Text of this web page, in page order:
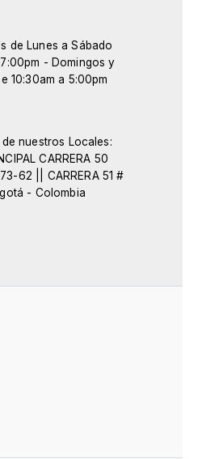
de Lunes a Sábado
- Domingos y
10:30am a 5:00pm
nuestros Locales:
CARRERA 50
62 || CARRERA 51 #
- Colombia